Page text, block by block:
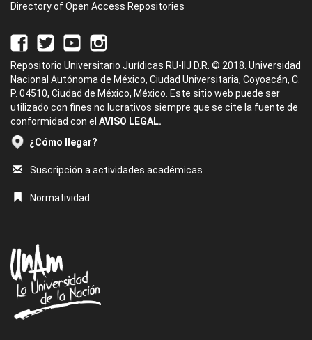
Directory of Open Access Repositories
Repositorio Universitario Jurídicas RU-IIJ D.R. © 2018. Universidad
Nacional Autónoma de México, Ciudad Universitaria, Coyoacán, C.
P. 04510, Ciudad de México, México. Este sitio web puede ser
utilizado con fines no lucrativos siempre que se cite la fuente de
conformidad con el AVISO LEGAL.
¿Cómo llegar?
Suscripción a actividades académicas
Normatividad